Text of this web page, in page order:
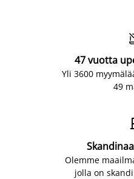
47 vuotta
Yli 3600
49
Olemme
jolla on